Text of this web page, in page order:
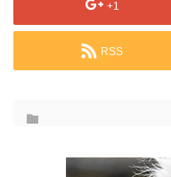
+1
RSS